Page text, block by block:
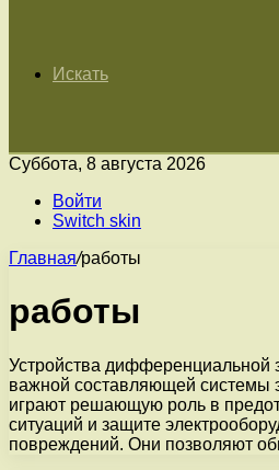
Искать
Суббота, 8 августа 2026
Войти
Switch skin
Главная/работы
работы
Устройства дифференциальной
важной составляющей системы
играют решающую роль в
ситуаций и защите
повреждений. Они позволяют